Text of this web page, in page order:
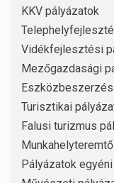
KKV pályázatok
Vidékfejlesztési
Mezőgazdasági
Turisztikai
Falusi turizmus
Pályázatok